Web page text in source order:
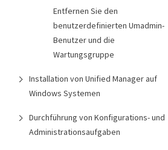
Entfernen Sie den
benutzerdefinierten Umadmin-
Benutzer und die
Wartungsgruppe
Installation von Unified Manager auf
Windows Systemen
Durchführung von Konfigurations- und
Administrationsaufgaben